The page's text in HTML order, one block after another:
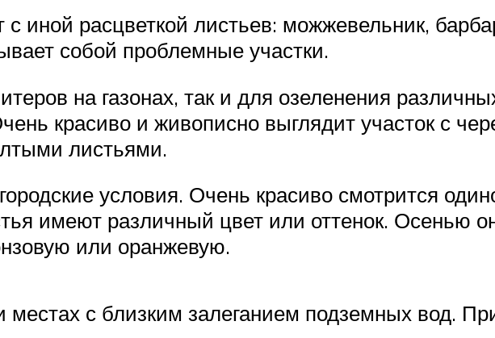
иной расцветкой листьев: можжевельник,
собой проблемные участки.
на газонах, так и для озеленения
красиво и живописно выглядит участок с
листьями.
условия. Очень красиво смотрится
имеют различный цвет или оттенок. Осенью
или оранжевую.
с близким залеганием подземных вод.